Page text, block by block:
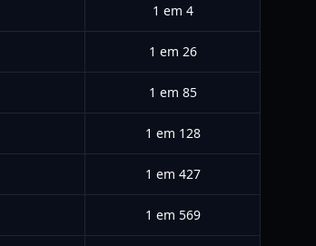
1 em 4
1 em 26
1 em 85
1 em 128
1 em 427
1 em 569